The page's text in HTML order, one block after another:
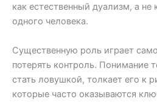
как естественный дуализм, а не
одного человека.
Существенную роль играет
потерять контроль. Понимание
стать ловушкой, толкает его к
которые часто оказываются